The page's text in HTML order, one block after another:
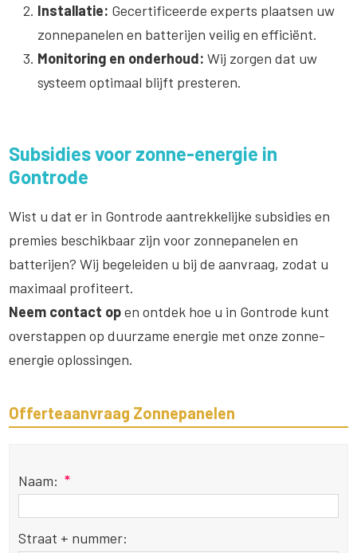
Installatie: Gecertificeerde experts plaatsen uw
zonnepanelen en batterijen veilig en efficiënt.
Monitoring en onderhoud: Wij zorgen dat uw
systeem optimaal blijft presteren.
Subsidies voor zonne-energie in
Gontrode
Wist u dat er in Gontrode aantrekkelijke subsidies en
premies beschikbaar zijn voor zonnepanelen en
batterijen? Wij begeleiden u bij de aanvraag, zodat u
maximaal profiteert.
Neem contact open ontdek hoe u in Gontrode kunt
overstappen op duurzame energie met onze zonne-
energie oplossingen.
Offerteaanvraag Zonnepanelen
Naam: *
Straat + nummer: